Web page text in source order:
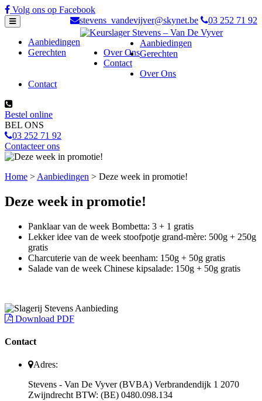
Skip
to
content
Volg ons op Facebook
stevens_vandevijver@skynet.be
03 252 71 92
Aanbiedingen
Gerechten
Over Ons
Contact
Aanbiedingen
Gerechten
Over Ons
Contact
Bestel online
BEL ONS
03 252 71 92
Contacteer ons
Home > Aanbiedingen > Deze week in promotie!
Deze week in promotie!
Panklaar van de week Bombetta: 3 + 1 gratis
Lekker idee van de week stoofpotje grand-mère: 500g + 250g
gratis
Charcuterie van de week beenham: 150g + 50g gratis
Salade van de week Chinese kipsalade: 150g + 50g gratis
Download PDF
Contact
Adres:
Stevens - Van De Vyver (BVBA) Verbrandendijk 1 2070
Zwijndrecht BTW: (BE) 0480.098.134